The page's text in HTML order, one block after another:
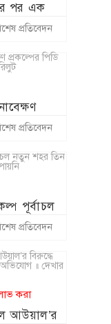
পর এক
প্রতিবেদন
হরিলুট
প্রতিবেদন
পূর্বাচল
রূপ
প্রতিবেদন
করা
আউয়াল’র